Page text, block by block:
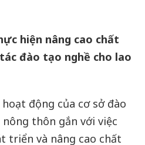
hiện nâng cao chất
đào tạo nghề cho lao
động của cơ sở đào
thôn gắn với việc
triển và nâng cao chất